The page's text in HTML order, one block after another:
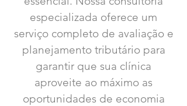
especializada oferece um
serviço completo de avaliação e
planejamento tributário para
garantir que sua clínica
aproveite ao máximo as
oportunidades de economia